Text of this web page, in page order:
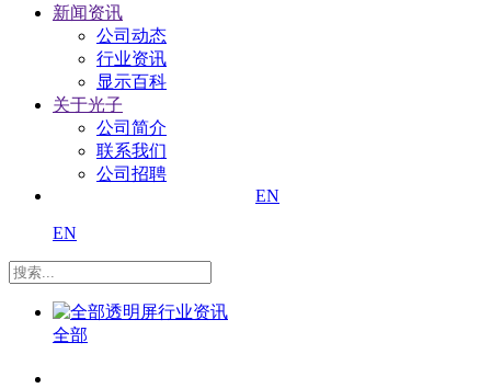
新闻资讯
公司动态
行业资讯
显示百科
关于光子
公司简介
联系我们
公司招聘
EN
EN
全部